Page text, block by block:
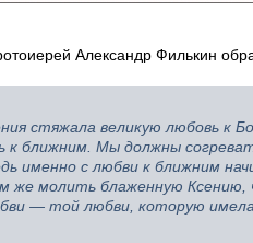
Александр Филькин
стяжала великую любовь к
к ближним. Мы должны
именно с любви к ближним
же молить блаженную
— той любви, которую имела